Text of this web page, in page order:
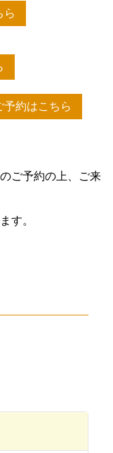
ら
予約はこちら
ご予約の上、ご来
す。